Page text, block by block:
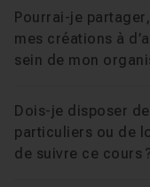
Que vous soyez
projet ou
cette formation
déployer vos
Leçon 5 Vue
Leçon 6 Tour
Chapitre 2 :
Pourrai-je
mes créations à
sein de mon
Dois-je disposer
particuliers ou de
de suivre ce cours ?